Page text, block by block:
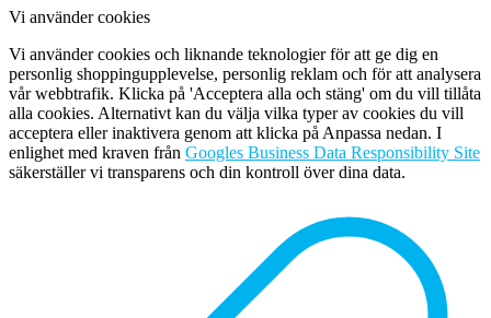
Vi använder cookies
Vi använder cookies och liknande teknologier för att ge dig en
personlig shoppingupplevelse, personlig reklam och för att analysera
vår webbtrafik. Klicka på 'Acceptera alla och stäng' om du vill tillåta
alla cookies. Alternativt kan du välja vilka typer av cookies du vill
acceptera eller inaktivera genom att klicka på Anpassa nedan. I
enlighet med kraven från Googles Business Data Responsibility Site
säkerställer vi transparens och din kontroll över dina data.